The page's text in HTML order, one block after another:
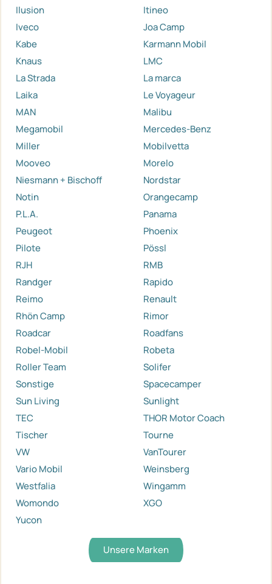
Ilusion
Itineo
Iveco
Joa Camp
Kabe
Karmann Mobil
Knaus
LMC
La Strada
La marca
Laika
Le Voyageur
MAN
Malibu
Megamobil
Mercedes-Benz
Miller
Mobilvetta
Mooveo
Morelo
Niesmann + Bischoff
Nordstar
Notin
Orangecamp
P.L.A.
Panama
Peugeot
Phoenix
Pilote
Pössl
RJH
RMB
Randger
Rapido
Reimo
Renault
Rhön Camp
Rimor
Roadcar
Roadfans
Robel-Mobil
Robeta
Roller Team
Solifer
Sonstige
Spacecamper
Sun Living
Sunlight
TEC
THOR Motor Coach
Tischer
Tourne
VW
VanTourer
Vario Mobil
Weinsberg
Westfalia
Wingamm
Womondo
XGO
Yucon
Unsere Marken